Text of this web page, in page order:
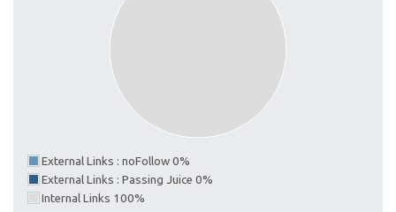
External Links : noFollow 0%
External Links : Passing Juice 0%
Internal Links 100%